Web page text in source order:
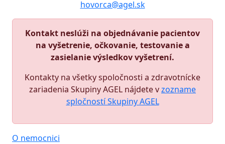
hovorca@agel.sk
Kontakt neslúži na objednávanie pacientov
na vyšetrenie, očkovanie, testovanie a
zasielanie výsledkov vyšetrení.
Kontakty na všetky spoločnosti a zdravotnícke
zariadenia Skupiny AGEL nájdete vzozname
spločností Skupiny AGEL
O nemocnici